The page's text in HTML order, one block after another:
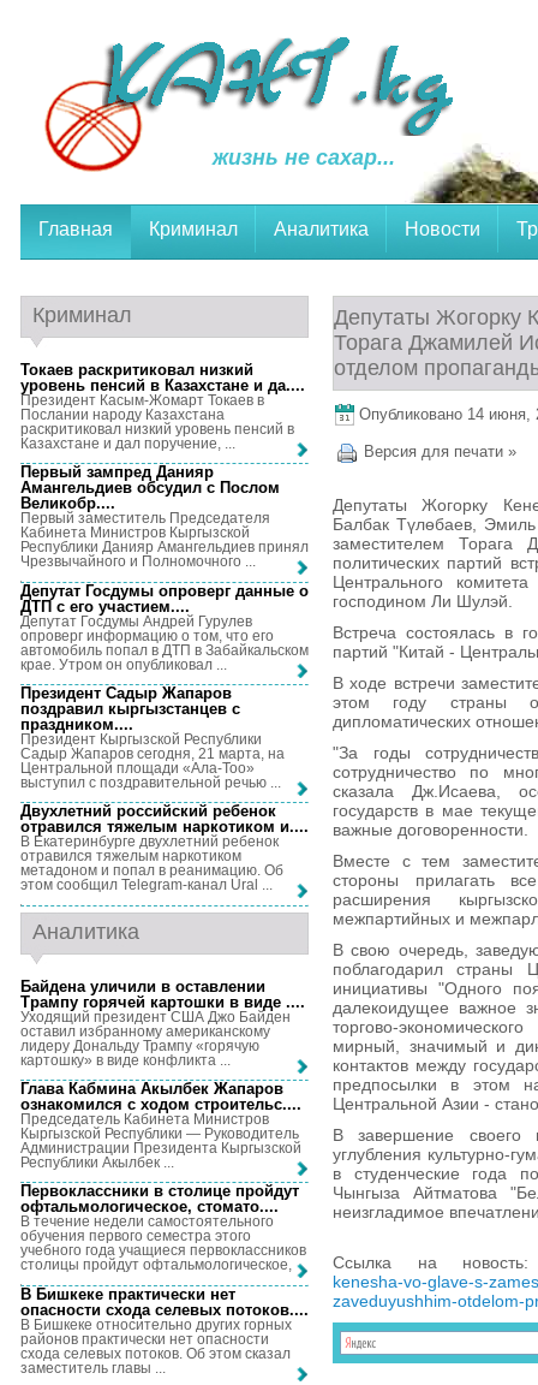
жизнь не сахар...
Главная Криминал Аналитика Новости
Депутаты Жогорку
Торага Джамилей
отделом
Опубликовано 14 июня,
Версия для печати »
Депутаты Жогорку
Балбак Түлөбаев,
заместителем Торага
политических партий
Центрального
господином Ли Шулэй.
Встреча состоялась в
партий "Китай -
В ходе встречи
этом году страны
дипломатических
"За годы
сотрудничество по
сказала Дж.Исаева,
государств в мае
важные договоренности.
Вместе с тем
стороны прилагать
расширения
межпартийных и
В свою очередь,
поблагодарил страны
инициативы "Одного
далекоидущее важное
торгово-
мирный, значимый и
контактов между
предпосылки в этом
Центральной Азии -
В завершение своего
углубления культурно-
в студенческие года
Чынгыза Айтматова
неизгладимое
Ссылка на
kenesha-vo-glave-s-
zaveduyushhim-otdelom-
Криминал
Токаев раскритиковал низкий
уровень пенсий в Казахстане и да....
Президент Касым-Жомарт Токаев в
Послании народу Казахстана
раскритиковал низкий уровень пенсий в
Казахстане и дал поручение, ...
Первый зампред Данияр
Амангельдиев обсудил с Послом
Великобр....
Первый заместитель Председателя
Кабинета Министров Кыргызской
Республики Данияр Амангельдиев принял
Чрезвычайного и Полномочного ...
Депутат Госдумы опроверг данные о
ДТП с его участием....
Депутат Госдумы Андрей Гурулев
опроверг информацию о том, что его
автомобиль попал в ДТП в Забайкальском
крае. Утром он опубликовал ...
Президент Садыр Жапаров
поздравил кыргызстанцев с
праздником....
Президент Кыргызской Республики
Садыр Жапаров сегодня, 21 марта, на
Центральной площади «Ала-Тоо»
выступил с поздравительной речью ...
Двухлетний российский ребенок
отравился тяжелым наркотиком и....
В Екатеринбурге двухлетний ребенок
отравился тяжелым наркотиком
метадоном и попал в реанимацию. Об
этом сообщил Telegram-канал Ural ...
Аналитика
Байдена уличили в оставлении
Трампу горячей картошки в виде ....
Уходящий президент США Джо Байден
оставил избранному американскому
лидеру Дональду Трампу «горячую
картошку» в виде конфликта ...
Глава Кабмина Акылбек Жапаров
ознакомился с ходом строительс....
Председатель Кабинета Министров
Кыргызской Республики — Руководитель
Администрации Президента Кыргызской
Республики Акылбек ...
Первоклассники в столице пройдут
офтальмологическое, стомато....
В течение недели самостоятельного
обучения первого семестра этого
учебного года учащиеся первоклассников
столицы пройдут офтальмологическое, ...
В Бишкеке практически нет
опасности схода селевых потоков....
В Бишкеке относительно других горных
районов практически нет опасности
схода селевых потоков. Об этом сказал
заместитель главы ...